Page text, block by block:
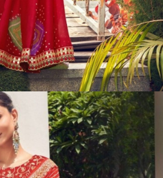
और देवी पार्वती की पूजा का
है कि इस दिन का उपवास
की प्राप्ति होती है